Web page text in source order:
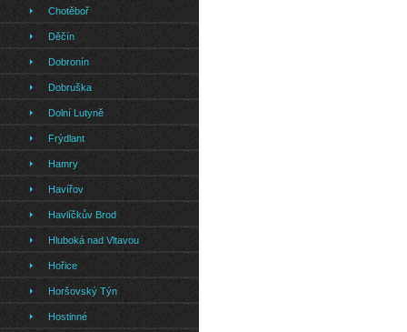
Chotěboř
Děčín
Dobronín
Dobruška
Dolní Lutyně
Frýdlant
Hamry
Havířov
Havlíčkův Brod
Hluboká nad Vltavou
Hořice
Horšovský Týn
Hostinné